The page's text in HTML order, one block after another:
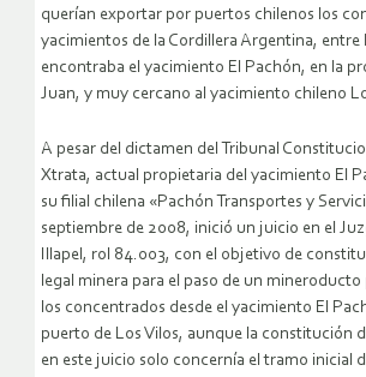
querían exportar por puertos chilenos los
yacimientos de la Cordillera Argentina, entre
encontraba el yacimiento El Pachón, en la
Juan, y muy cercano al yacimiento chileno
A pesar del dictamen del Tribunal
Xtrata, actual propietaria del yacimiento El
su filial chilena «Pachón Transportes y
septiembre de 2008, inició un juicio en el
Illapel, rol 84.003, con el objetivo de
legal minera para el paso de un
los concentrados desde el yacimiento El
puerto de Los Vilos, aunque la constitución
en este juicio solo concernía el tramo inicial